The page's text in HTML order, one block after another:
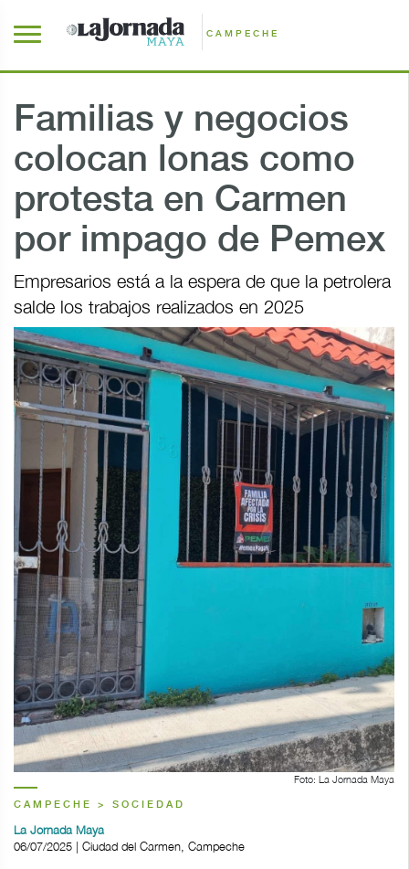
CAMPECHE
Familias y negocios
colocan lonas como
protesta en Carmen
por impago de Pemex
Empresarios está a la espera de que la petrolera
salde los trabajos realizados en 2025
Foto: La Jornada Maya
CAMPECHE > SOCIEDAD
La Jornada Maya
06/07/2025 | Ciudad del Carmen, Campeche